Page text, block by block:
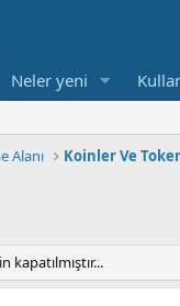
Neler yeni
Alanı Koinler Ve